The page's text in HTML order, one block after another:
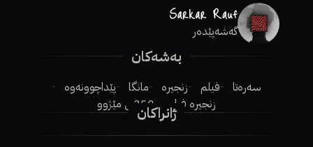
گەشەپێدەر
بەشەکان
سەرەتا فیلم زنجیرە مانگا
پێداچوونەوە
زنجیرە فیلم
250ـی مێژوو
ژانراکان